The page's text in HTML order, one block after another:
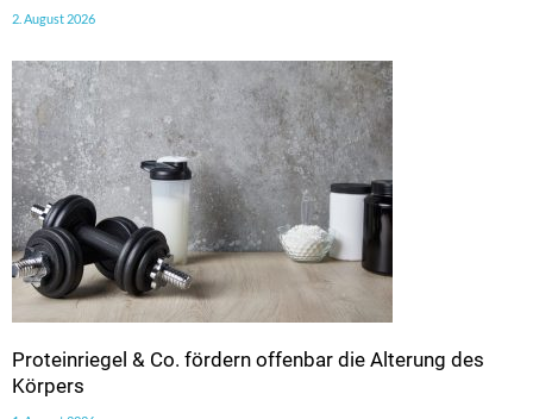
2. August 2026
Proteinriegel & Co. fördern offenbar die Alterung des
Körpers